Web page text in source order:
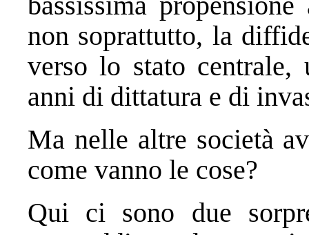
non soprattutto, la
verso lo stato centrale,
anni di dittatura e di
Ma nelle altre società
come vanno le cose?
Qui ci sono due